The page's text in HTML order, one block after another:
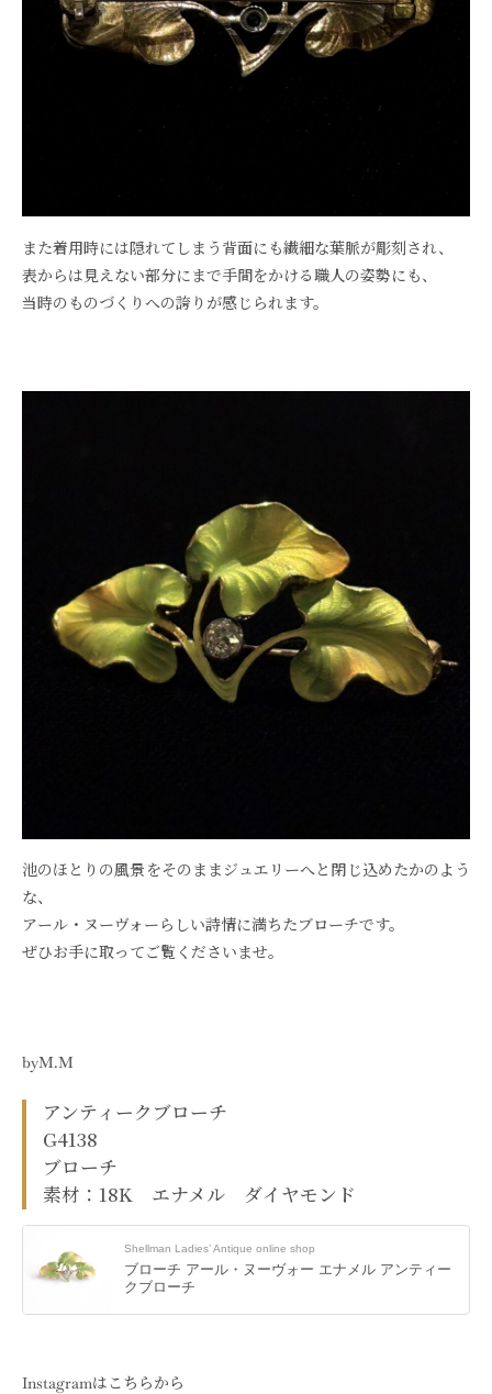
また着用時には隠れてしまう背面にも繊細な葉脈が彫刻され、
表からは見えない部分にまで手間をかける職人の姿勢にも、
当時のものづくりへの誇りが感じられます。
池のほとりの風景をそのままジュエリーへと閉じ込めたかのよう
な、
アール・ヌーヴォーらしい詩情に満ちたブローチです。
ぜひお手に取ってご覧くださいませ。
byM.M
アンティークブローチ
G4138
ブローチ
素材：18K エナメル ダイヤモンド
Shellman Ladies’ Antique online shop
ブローチ アール・ヌーヴォー エナメル アンティー
クブローチ
Instagramはこちらから